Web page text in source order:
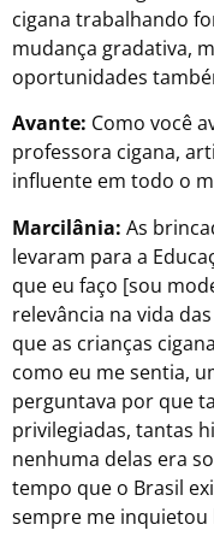
cigana trabalhando
mudança gradativa,
oportunidades
Avante: Como você
professora cigana,
influente em todo o
Marcilânia: As
levaram para a
que eu faço [sou
relevância na vida
que as crianças
como eu me sentia,
perguntava por que
privilegiadas, tantas
nenhuma delas era
tempo que o Brasil
sempre me inquietou